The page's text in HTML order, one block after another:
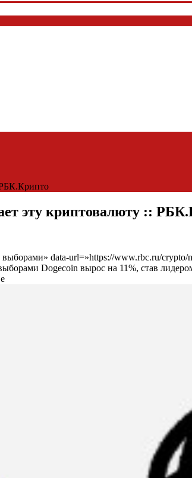
эту криптовалюту ::
data-url=»https://www.rbc.ru/crypto/
Dogecoin вырос на 11%, став